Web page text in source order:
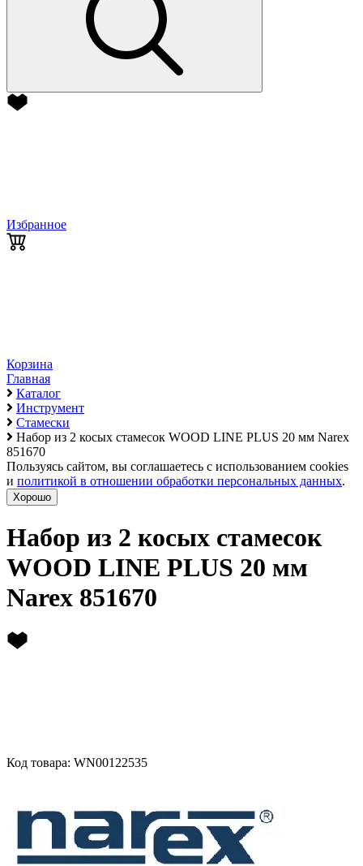
Избранное
Корзина
Главная
Каталог
Инструмент
Стамески
Набор из 2 косых стамесок WOOD LINE PLUS 20 мм Narex
851670
Пользуясь сайтом, вы соглашаетесь с использованием cookies
и политикой в отношении обработки персональных данных.
Хорошо
Набор из 2 косых стамесок
WOOD LINE PLUS 20 мм
Narex 851670
Код товара: WN00122535